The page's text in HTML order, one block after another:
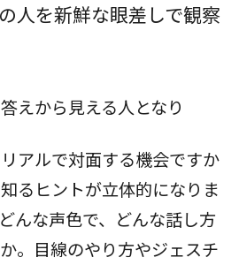
人を新鮮な眼差しで観察
えから見える人となり
アルで対面する機会ですか
るヒントが立体的になりま
んな声色で、どんな話し方
。目線のやり方やジェスチ